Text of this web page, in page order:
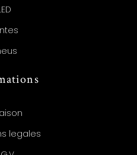
legales